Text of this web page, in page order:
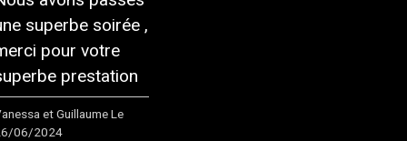
superbe soirée ,
pour votre
prestation
et Guillaume Le
06/2024